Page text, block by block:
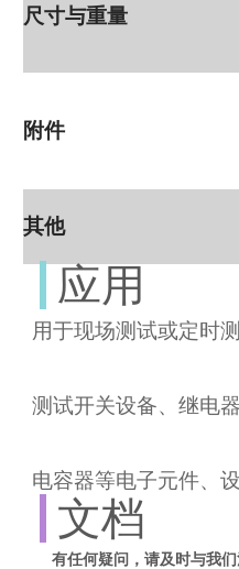
尺寸与重量
附件
其他
应用
用于现场测试或定时
测试开关设备、继电
电容器等电子元件、
文档
有任何疑问，请及时与我